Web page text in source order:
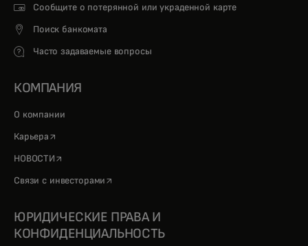
Сообщите о потерянной или украденной карте
Поиск банкомата
Часто задаваемые вопросы
КОМПАНИЯ
О компании
Карьера opens in a new tab
НОВОСТИ opens in a new tab
Связи с инвесторами opens in a new tab
ЮРИДИЧЕСКИЕ ПРАВА И
КОНФИДЕНЦИАЛЬНОСТЬ